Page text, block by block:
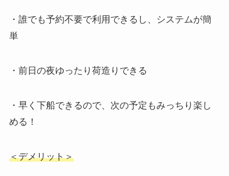
・誰でも予約不要で利用できるし、システムが簡
単
・前日の夜ゆったり荷造りできる
・早く下船できるので、次の予定もみっちり楽し
める！
＜デメリット＞